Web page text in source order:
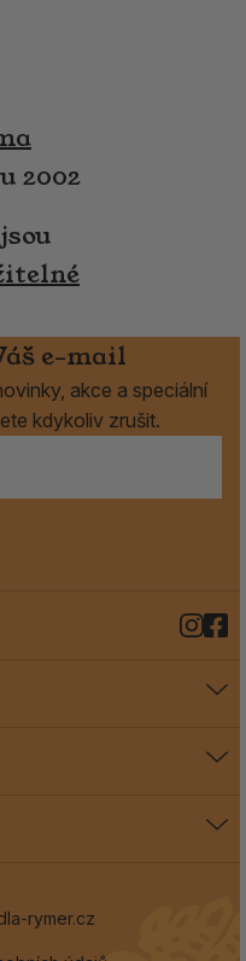
2002
e-mail
akce a speciální
kdykoliv zrušit.
rymer.cz